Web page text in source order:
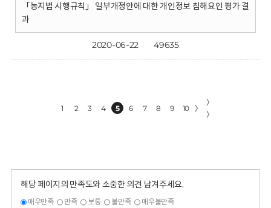
「농지법 시행규칙」 일부개정안에 대한 개인정보 침해요인 평가 결
과
2020-06-22 49635
1 2 3 4 5 6 7 8 9 10 〉
〉
〉
해당 페이지의 만족도와 소중한 의견 남겨주세요.
매우만족 만족 보통 불만족 매우불만족